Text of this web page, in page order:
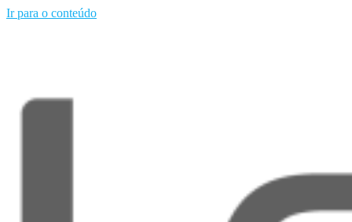
Ir para o conteúdo